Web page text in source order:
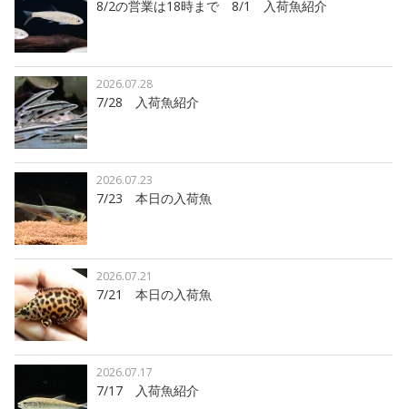
8/2の営業は18時まで 8/1 入荷魚紹介
7/28 入荷魚紹介
2026.07.28
7/23 本日の入荷魚
2026.07.23
7/21 本日の入荷魚
2026.07.21
7/17 入荷魚紹介
2026.07.17